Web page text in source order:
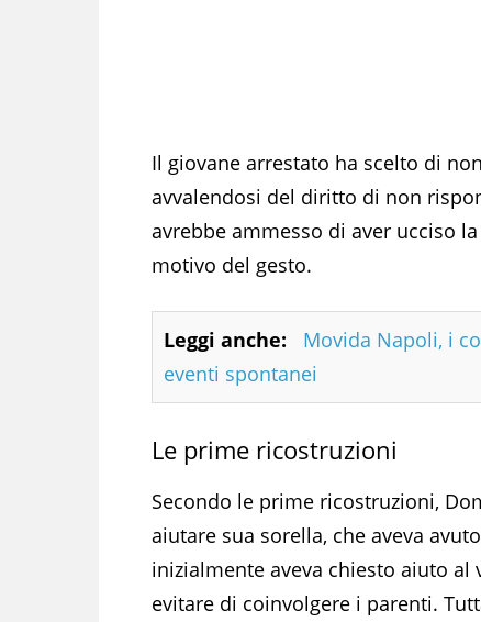
Il giovane arrestato ha scelto di
avvalendosi del diritto di non
avrebbe ammesso di aver ucciso
motivo del gesto.
Leggi anche:
Movida Napoli, i
eventi spontanei
Le prime ricostruzioni
Secondo le prime ricostruzioni,
aiutare sua sorella, che aveva
inizialmente aveva chiesto aiuto
evitare di coinvolgere i parenti.